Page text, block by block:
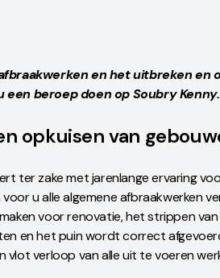
en het uitbreken en
een beroep doen op Soubry Kenny.
opkuisen van
ter zake met jarenlange ervaring
u alle algemene afbraakwerken
voor renovatie, het strippen
en het puin wordt correct
vlot verloop van alle uit te voeren